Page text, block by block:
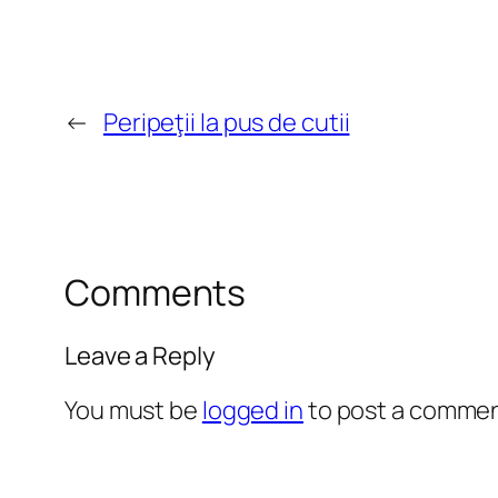
← Peripeţii la pus de cutii
Comments
Leave a Reply
You must be logged into post a